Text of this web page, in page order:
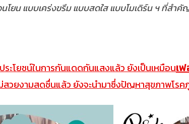
โยน แบบเคร่งขรึม แบบสดใส แบบโมเดิร์น ฯ ที่สำ
ระโยชน์ในการกันแดดกันแสงแล้ว ยังเป็นเหมือนเ
สวยงามสดชื่นแล้ว ยังจะนำมาซึ่งปัญหาสุขภาพโร